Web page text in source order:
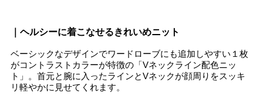
｜ヘルシーに着こなせるきれいめニット
ベーシックなデザインでワードローブにも追加しやすい１枚
がコントラストカラーが特徴の「Vネックライン配色ニッ
ト」。首元と腕に入ったラインとVネックが顔周りをスッキ
リ軽やかに見せてくれます。